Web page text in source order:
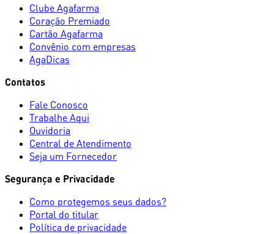
Clube Agafarma
Coração Premiado
Cartão Agafarma
Convênio com empresas
AgaDicas
Contatos
Fale Conosco
Trabalhe Aqui
Ouvidoria
Central de Atendimento
Seja um Fornecedor
Segurança e Privacidade
Como protegemos seus dados?
Portal do titular
Política de privacidade